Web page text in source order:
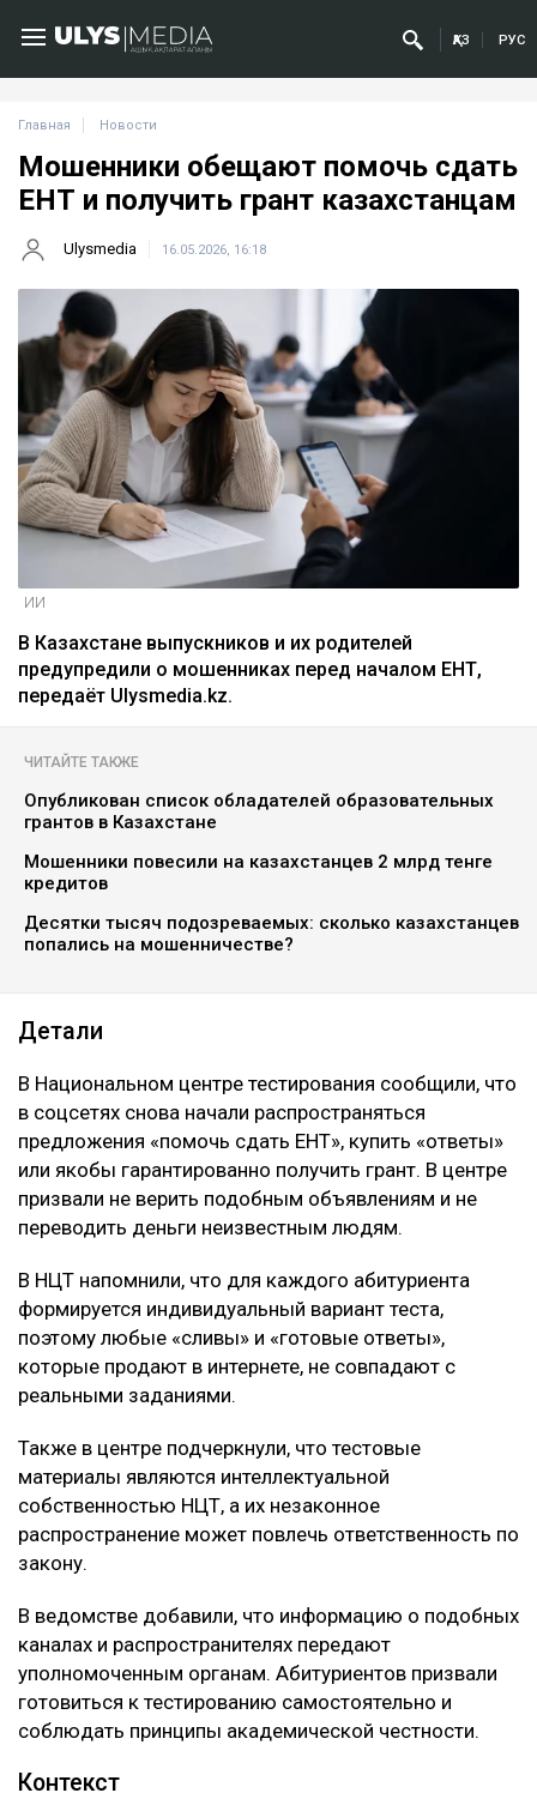
ҚАЗ РУС
Главная Новости
Мошенники обещают помочь сдать
ЕНТ и получить грант казахстанцам
Ulysmedia 16.05.2026, 16:18
ИИ
В Казахстане выпускников и их родителей
предупредили о мошенниках перед началом ЕНТ,
передаёт Ulysmedia.kz.
ЧИТАЙТЕ ТАКЖЕ
Опубликован список обладателей образовательных
грантов в Казахстане
Мошенники повесили на казахстанцев 2 млрд тенге
кредитов
Десятки тысяч подозреваемых: сколько казахстанцев
попались на мошенничестве?
Детали
В Национальном центре тестирования сообщили, что
в соцсетях снова начали распространяться
предложения «помочь сдать ЕНТ», купить «ответы»
или якобы гарантированно получить грант. В центре
призвали не верить подобным объявлениям и не
переводить деньги неизвестным людям.
В НЦТ напомнили, что для каждого абитуриента
формируется индивидуальный вариант теста,
поэтому любые «сливы» и «готовые ответы»,
которые продают в интернете, не совпадают с
реальными заданиями.
Также в центре подчеркнули, что тестовые
материалы являются интеллектуальной
собственностью НЦТ, а их незаконное
распространение может повлечь ответственность по
закону.
В ведомстве добавили, что информацию о подобных
каналах и распространителях передают
уполномоченным органам. Абитуриентов призвали
готовиться к тестированию самостоятельно и
соблюдать принципы академической честности.
Контекст